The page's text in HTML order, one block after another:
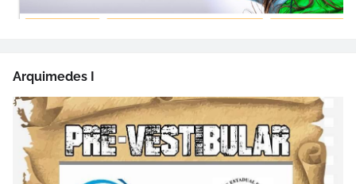
Arquimedes I